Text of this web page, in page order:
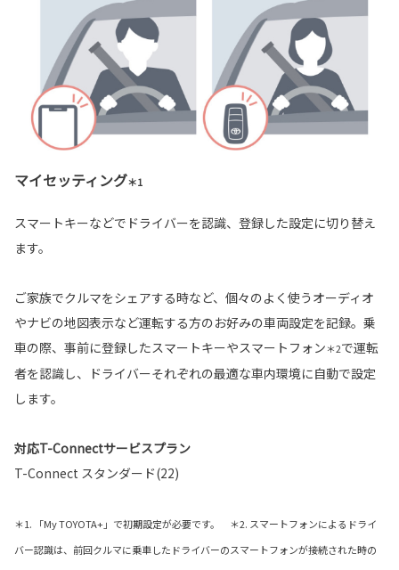
マイセッティング＊1
スマートキーなどでドライバーを認識、登録した設定に切り替え
ます。
ご家族でクルマをシェアする時など、個々のよく使うオーディオ
やナビの地図表示など運転する方のお好みの車両設定を記録。乗
車の際、事前に登録したスマートキーやスマートフォン＊2で運転
者を認識し、ドライバーそれぞれの最適な車内環境に自動で設定
します。
対応T-Connectサービスプラン
T-Connect スタンダード(22)
＊1. 「My TOYOTA+」で初期設定が必要です。 ＊2. スマートフォンによるドライ
バー認識は、前回クルマに乗車したドライバーのスマートフォンが接続された時の